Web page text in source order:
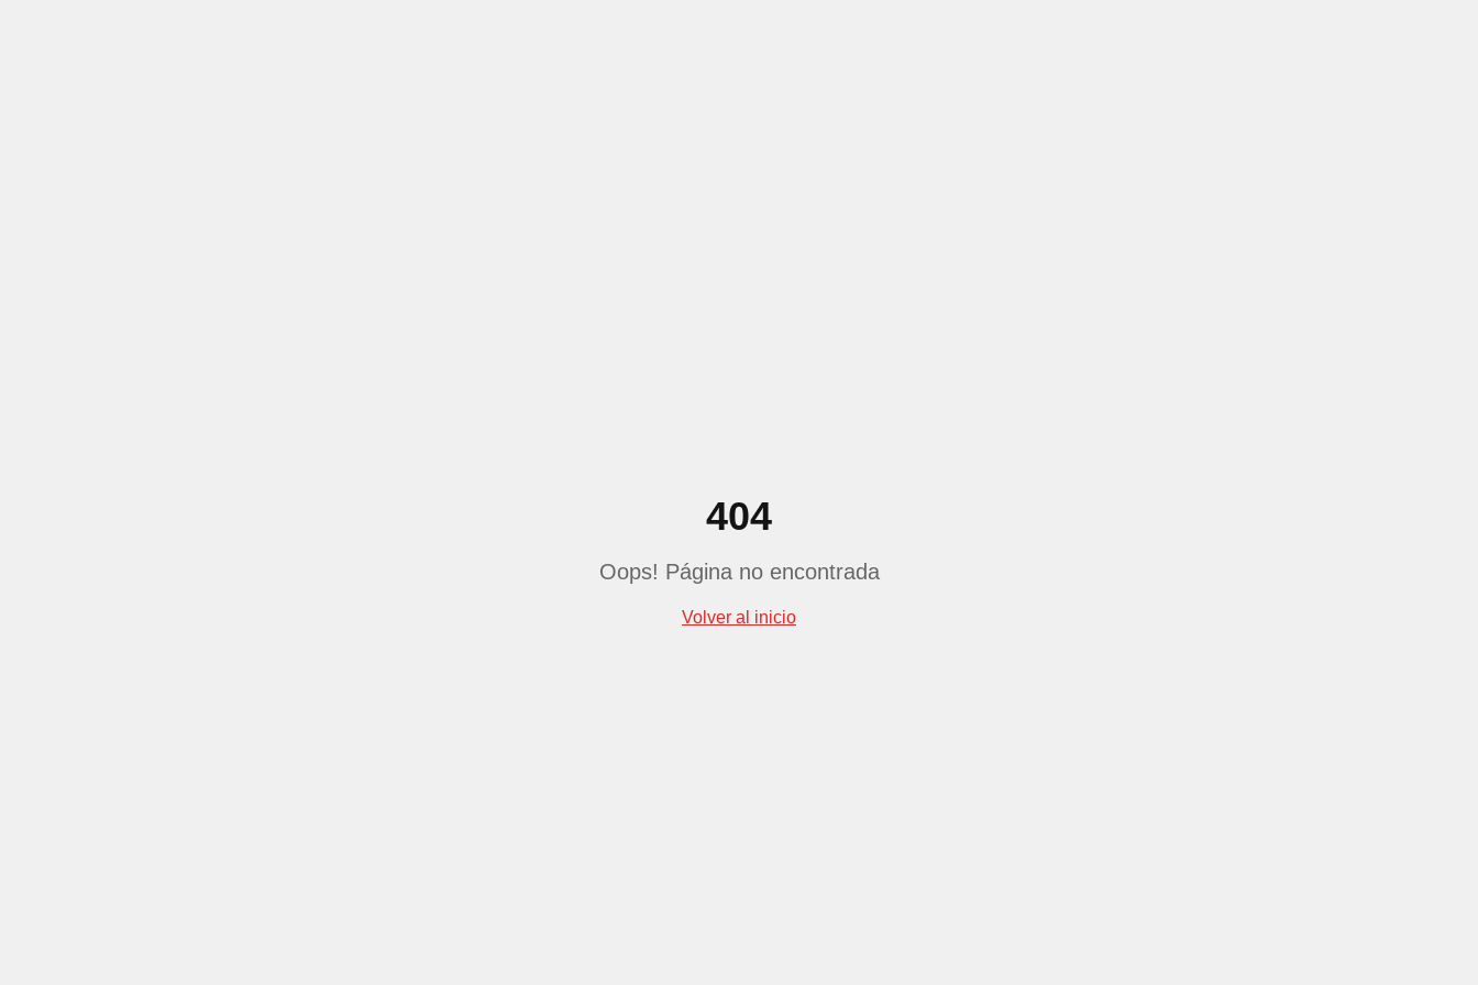
404
Oops! Página no encontrada
Volver al inicio